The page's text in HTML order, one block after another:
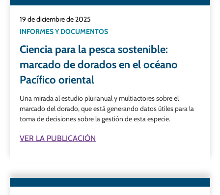
19 de diciembre de 2025
INFORMES Y DOCUMENTOS
Ciencia para la pesca sostenible:
marcado de dorados en el océano
Pacífico oriental
Una mirada al estudio plurianual y multiactores sobre el
marcado del dorado, que está generando datos útiles para la
toma de decisiones sobre la gestión de esta especie.
VER LA PUBLICACIÓN